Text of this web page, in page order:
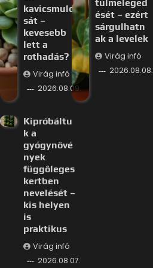
kavicsmulc
sát –
kevesebb
lett a
rothadás?
Virág infó
2026.08.09.
túlmeleged
ését – ezért
sárgulhatn
ak a levelek
Virág infó
2026.08.08.
Kipróbáltu
k a
gyógynövé
nyek
függőleges
kertben
nevelését –
kis helyen
is
praktikus
Virág infó
2026.08.07.